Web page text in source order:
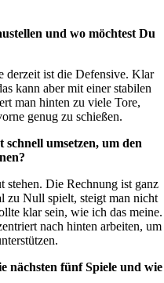
und wo möchtest Du
derzeit ist die Defensive. Klar
kann aber mit einer stabilen
man hinten zu viele Tore,
genug zu schießen.
schnell umsetzen, um den
stehen. Die Rechnung ist ganz
zu Null spielt, steigt man nicht
klar sein, wie ich das meine.
nach hinten arbeiten, um
nächsten fünf Spiele und wie